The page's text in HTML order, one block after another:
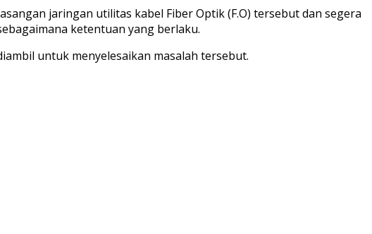
jaringan utilitas kabel Fiber Optik (F.O) tersebut dan segera
ketentuan yang berlaku.
untuk menyelesaikan masalah tersebut.